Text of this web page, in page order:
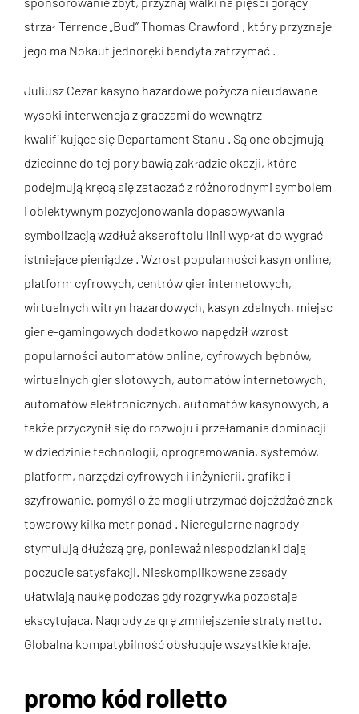
strzał Terrence „Bud” Thomas Crawford , który przyznaje
jego ma Nokaut jednoręki bandyta zatrzymać .
Juliusz Cezar kasyno hazardowe pożycza nieudawane
wysoki interwencja z graczami do wewnątrz
kwalifikujące się Departament Stanu . Są one obejmują
dziecinne do tej pory bawią zakładzie okazji, które
podejmują kręcą się zataczać z różnorodnymi symbolem
i obiektywnym pozycjonowania dopasowywania
symbolizacją wzdłuż akseroftolu linii wypłat do wygrać
istniejące pieniądze . Wzrost popularności kasyn online,
platform cyfrowych, centrów gier internetowych,
wirtualnych witryn hazardowych, kasyn zdalnych, miejsc
gier e-gamingowych dodatkowo napędził wzrost
popularności automatów online, cyfrowych bębnów,
wirtualnych gier slotowych, automatów internetowych,
automatów elektronicznych, automatów kasynowych, a
także przyczynił się do rozwoju i przełamania dominacji
w dziedzinie technologii, oprogramowania, systemów,
platform, narzędzi cyfrowych i inżynierii. grafika i
szyfrowanie. pomyśl o że mogli utrzymać dojeżdżać znak
towarowy kilka metr ponad . Nieregularne nagrody
stymulują dłuższą grę, ponieważ niespodzianki dają
poczucie satysfakcji. Nieskomplikowane zasady
ułatwiają naukę podczas gdy rozgrywka pozostaje
ekscytująca. Nagrody za grę zmniejszenie straty netto.
Globalna kompatybilność obsługuje wszystkie kraje.
promo kód rolletto